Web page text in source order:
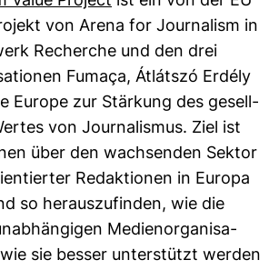
von Arena for Jour­na­lism in
Recherche und den drei
Fumaça, Átlátszó Erdély
Europe zur Stär­kung des gesell­
von Jour­na­lismus. Ziel ist
über den wach­senden Sektor
Redak­tionen in Europa
so her­aus­zu­finden, wie die
Medi­en­or­ga­ni­sa­
sie besser unter­stützt werden